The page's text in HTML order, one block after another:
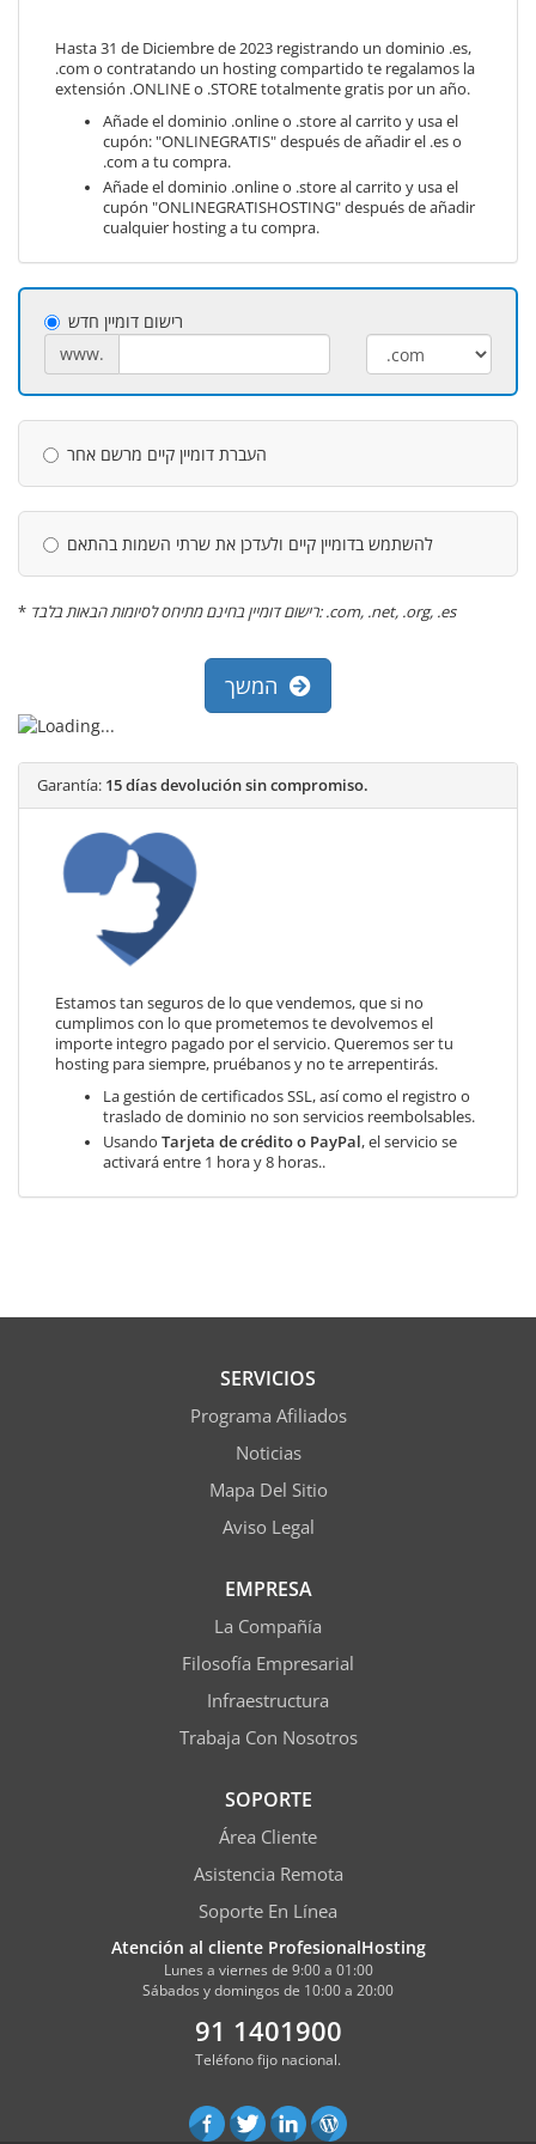
Hasta 31 de Diciembre de 2023 registrando un dominio .es,
.com o contratando un hosting compartido te regalamos la
extensión .ONLINE o .STORE totalmente gratis por un año.
Añade el dominio .online o .store al carrito y usa el
cupón: "ONLINEGRATIS" después de añadir el .es o
.com a tu compra.
Añade el dominio .online o .store al carrito y usa el
cupón "ONLINEGRATISHOSTING" después de añadir
cualquier hosting a tu compra.
רישום דומיין חדש
www.
העברת דומיין קיים מרשם אחר
להשתמש בדומיין קיים ולעדכן את שרתי השמות בהתאם
* רישום דומיין בחינם מתיחס לסיומות הבאות בלבד: .com, .net, .org, .es
Garantía: 15 días devolución sin compromiso.
Estamos tan seguros de lo que vendemos, que si no
cumplimos con lo que prometemos te devolvemos el
importe integro pagado por el servicio. Queremos ser tu
hosting para siempre, pruébanos y no te arrepentirás.
La gestión de certificados SSL, así como el registro o
traslado de dominio no son servicios reembolsables.
Usando Tarjeta de crédito o PayPal, el servicio se
activará entre 1 hora y 8 horas..
SERVICIOS
Programa Afiliados
Noticias
Mapa Del Sitio
Aviso Legal
EMPRESA
La Compañía
Filosofía Empresarial
Infraestructura
Trabaja Con Nosotros
SOPORTE
Área Cliente
Asistencia Remota
Soporte En Línea
Atención al cliente ProfesionalHosting
Lunes a viernes de 9:00 a 01:00
Sábados y domingos de 10:00 a 20:00
91 1401900
Teléfono fijo nacional.